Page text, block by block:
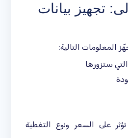
تجهيز بيانات
المعلومات التالية:
ستزورها
على السعر ونوع التغطية